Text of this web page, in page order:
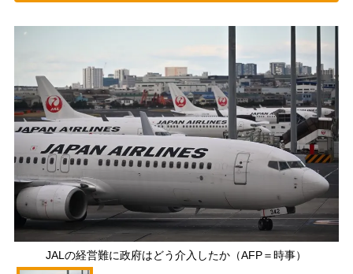
JALの経営難に政府はどう介入したか（AFP＝時事）